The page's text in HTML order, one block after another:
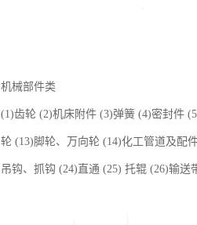
机械部件类
(1)齿轮 (2)机床附件 (3)弹簧 (4)密封件
轮 (13)脚轮、万向轮 (14)化工管道及配
吊钩、抓钩 (24)直通 (25) 托辊 (26)输送